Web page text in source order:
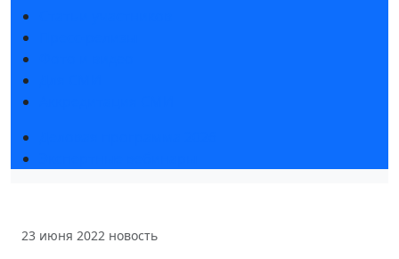
23 июня 2022 новость